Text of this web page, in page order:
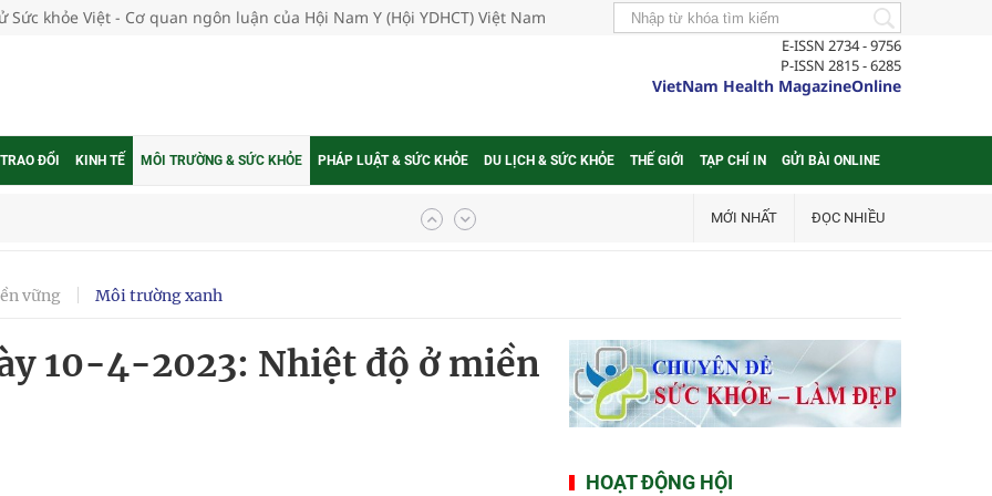
Sức khỏe Việt - Cơ quan ngôn luận của Hội Nam Y (Hội YDHCT) Việt Nam
E-ISSN 2734 - 9756
P-ISSN 2815 - 6285
VietNam Health MagazineOnline
ĐỔI KINH TẾ MÔI TRƯỜNG & SỨC KHỎE PHÁP LUẬT & SỨC KHỎE DU LỊCH & SỨC KHỎE THẾ GIỚI TẠP CHÍ IN GỬI BÀI ONLINE
ung thư
quốc
mới của Việt Nam
hai cấp trong quản lý hoạt động nha khoa,
MỚI NHẤT ĐỌC NHIỀU
vững Môi trường xanh
10-4-2023: Nhiệt độ ở miền
HOẠT ĐỘNG HỘI